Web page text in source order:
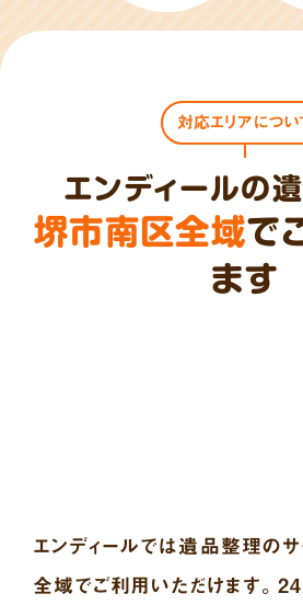
対応エリアについ
エンディールの
堺市南区全域で
ます
エンディールでは遺品整理の
全域でご利用いただけます。